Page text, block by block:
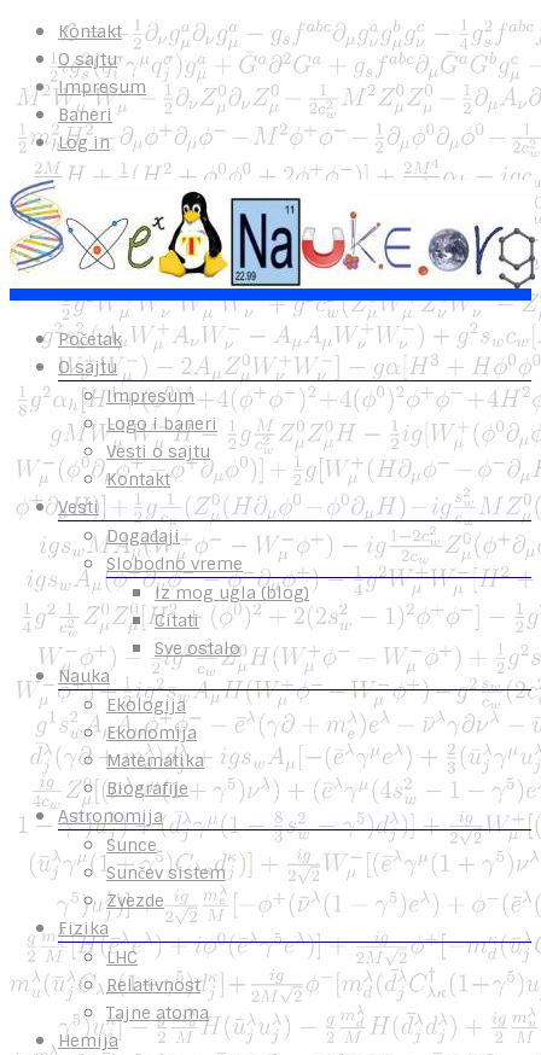
Kontakt
O sajtu
Impresum
Baneri
Log in
Početak
O sajtu
Impresum
Logo i baneri
Vesti o sajtu
Kontakt
Vesti
Događaji
Slobodno vreme
Iz mog ugla (blog)
Citati
Sve ostalo
Nauka
Ekologija
Ekonomija
Matematika
Biografije
Astronomija
Sunce
Sunčev sistem
Zvezde
Fizika
LHC
Relativnost
Tajne atoma
Hemija